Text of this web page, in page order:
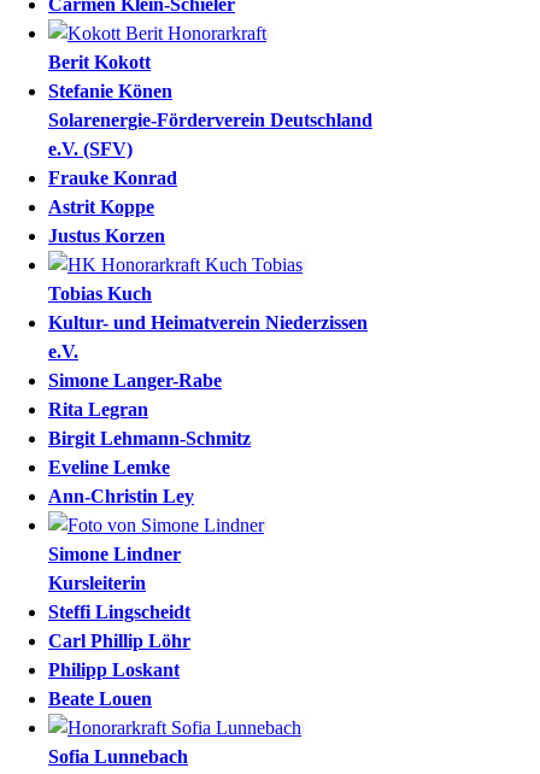
Carmen Klein-Schieler
Berit Kokott
Stefanie Könen
Solarenergie-Förderverein Deutschland
e.V. (SFV)
Frauke Konrad
Astrit Koppe
Justus Korzen
Tobias Kuch
Kultur- und Heimatverein Niederzissen
e.V.
Simone Langer-Rabe
Rita Legran
Birgit Lehmann-Schmitz
Eveline Lemke
Ann-Christin Ley
Simone Lindner
Kursleiterin
Steffi Lingscheidt
Carl Phillip Löhr
Philipp Loskant
Beate Louen
Sofia Lunnebach